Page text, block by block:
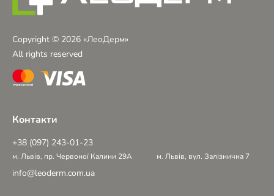
Copyright © 2026 «ЛеоДерм»
All rights reserved
Контакти
+38 (097) 243-01-23
м. Львів, пр. Червоної Калини 29А м. Львів, вул. Залізнична 7
info@leoderm.com.ua